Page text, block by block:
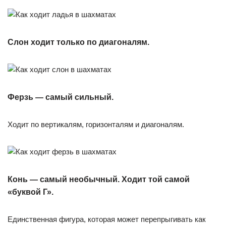
Слон ходит только по диагоналям.
Ферзь — самый сильный.
Ходит по вертикалям, горизонталям и диагоналям.
Конь — самый необычный. Ходит той самой
«буквой Г».
Единственная фигура, которая может перепрыгивать как